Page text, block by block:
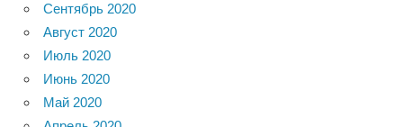
Сентябрь 2020
Август 2020
Июль 2020
Июнь 2020
Май 2020